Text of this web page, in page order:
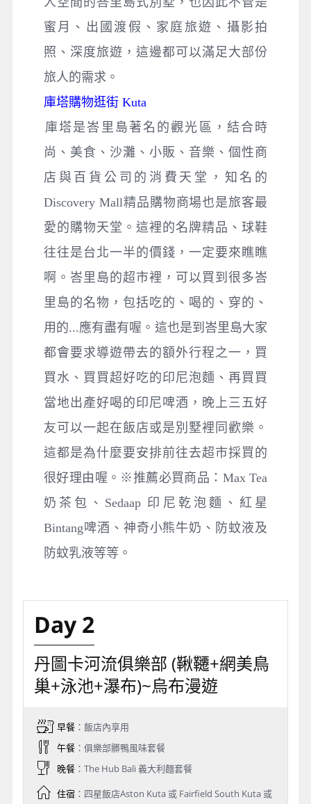
蜜月、出國渡假、家庭旅遊、攝影拍
照、深度旅遊，這邊都可以滿足大部份
旅人的需求。
庫塔購物逛街 Kuta
​庫塔是峇里島著名的觀光區，結合時
尚、美食、沙灘、小販、音樂、個性商
店與百貨公司的消費天堂，知名的
Discovery Mall精品購物商場也是旅客最
愛的購物天堂。這裡的名牌精品、球鞋
往往是台北一半的價錢，一定要來瞧瞧
啊。峇里島的超市裡，可以買到很多峇
里島的名物，包括吃的、喝的、穿的、
用的...應有盡有喔。這也是到峇里島大家
都會要求導遊帶去的額外行程之一，買
買水、買買超好吃的印尼泡麵、再買買
當地出產好喝的印尼啤酒，晚上三五好
友可以一起在飯店或是別墅裡同歡樂。
這都是為什麼要安排前往去超市採買的
很好理由喔。※推薦必買商品：Max Tea
奶茶包、Sedaap 印尼乾泡麵、紅星
Bintang啤酒、神奇小熊牛奶、防蚊液及
防蚊乳液等等。
Day 2
丹圖卡河流俱樂部 (鞦韆+網美鳥
巢+泳池+瀑布)~烏布漫遊
早餐：飯店內享用
午餐：俱樂部髒鴨風味套餐
晚餐：The Hub Bali 義大利麵套餐
住宿：四星飯店Aston Kuta 或 Fairfield South Kuta 或